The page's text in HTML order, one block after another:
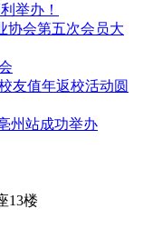
举办！
协会第五次会员大
友值年返校活动圆
州站成功举办
13楼